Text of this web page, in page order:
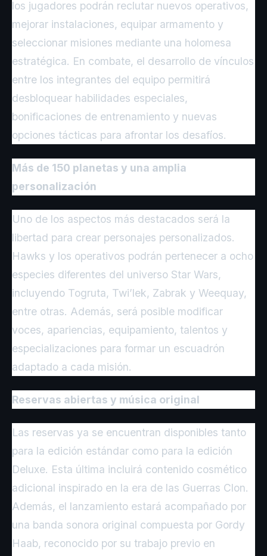
los jugadores podrán reclutar nuevos operativos,
mejorar instalaciones, equipar armamento y
seleccionar misiones mediante una holomesa
estratégica. En combate, el desarrollo de vínculos
entre los integrantes del equipo permitirá
desbloquear habilidades especiales,
bonificaciones de entrenamiento y nuevas
opciones tácticas para afrontar los desafíos.
Más de 150 planetas y una amplia
personalización
Uno de los aspectos más destacados será la
libertad para crear personajes personalizados.
Hawks y los operativos podrán pertenecer a ocho
especies diferentes del universo Star Wars,
incluyendo Togruta, Twi’lek, Zabrak y Weequay,
entre otras. Además, será posible modificar
voces, apariencias, equipamiento, talentos y
especializaciones para formar un escuadrón
adaptado a cada misión.
Reservas abiertas y música original
Las reservas ya se encuentran disponibles tanto
para la edición estándar como para la edición
Deluxe. Esta última incluirá contenido cosmético
adicional inspirado en la era de las Guerras Clon.
Además, el lanzamiento estará acompañado por
una banda sonora original compuesta por Gordy
Haab, reconocido por su trabajo previo en